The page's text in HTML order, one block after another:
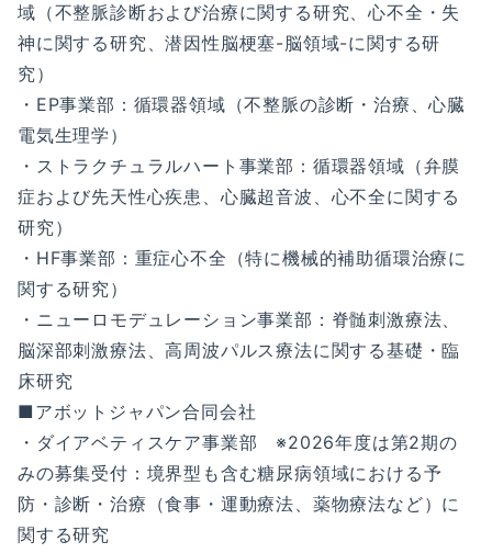
域（不整脈診断および治療に関する研究、心不全・失
神に関する研究、潜因性脳梗塞-脳領域-に関する研
究）
・EP事業部：循環器領域（不整脈の診断・治療、心臓
電気生理学）
・ストラクチュラルハート事業部：循環器領域（弁膜
症および先天性心疾患、心臓超音波、心不全に関する
研究）
・HF事業部：重症心不全（特に機械的補助循環治療に
関する研究）
・ニューロモデュレーション事業部：脊髄刺激療法、
脳深部刺激療法、高周波パルス療法に関する基礎・臨
床研究
■アボットジャパン合同会社
・ダイアベティスケア事業部 ※2026年度は第2期の
みの募集受付：境界型も含む糖尿病領域における予
防・診断・治療（食事・運動療法、薬物療法など）に
関する研究